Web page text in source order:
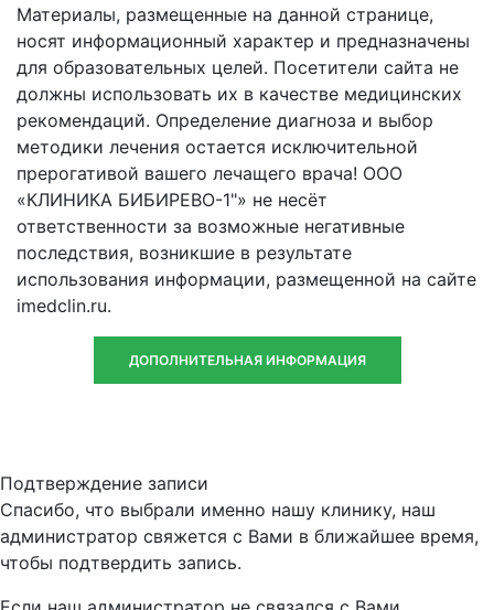
Материалы, размещенные на данной странице,
носят информационный характер и предназначены
для образовательных целей. Посетители сайта не
должны использовать их в качестве медицинских
рекомендаций. Определение диагноза и выбор
методики лечения остается исключительной
прерогативой вашего лечащего врача! ООО
«КЛИНИКА БИБИРЕВО-1"» не несёт
ответственности за возможные негативные
последствия, возникшие в результате
использования информации, размещенной на сайте
imedclin.ru.
ДОПОЛНИТЕЛЬНАЯ ИНФОРМАЦИЯ
Подтверждение записи
Спасибо, что выбрали именно нашу клинику, наш
администратор свяжется с Вами в ближайшее время,
чтобы подтвердить запись.